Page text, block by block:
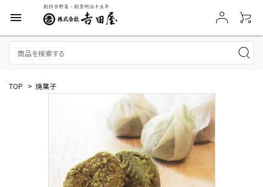
menu
TOP > 焼菓子